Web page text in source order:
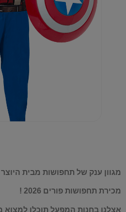
מגוון ענק של תחפושות מבית
מכירת תחפושות פורים 2026 !
אצלנו בחנות המפעל תוכלו למצוא